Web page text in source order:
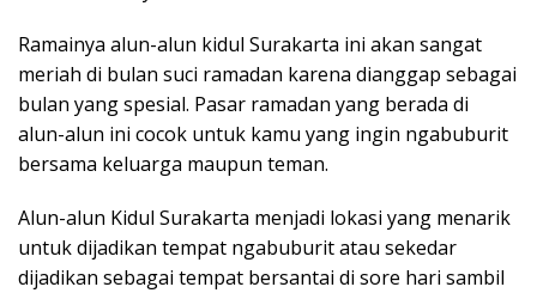
Ramainya alun-alun kidul Surakarta ini akan sangat
meriah di bulan suci ramadan karena dianggap sebagai
bulan yang spesial. Pasar ramadan yang berada di
alun-alun ini cocok untuk kamu yang ingin ngabuburit
bersama keluarga maupun teman.
Alun-alun Kidul Surakarta menjadi lokasi yang menarik
untuk dijadikan tempat ngabuburit atau sekedar
dijadikan sebagai tempat bersantai di sore hari sambil